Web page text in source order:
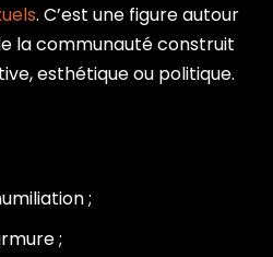
. C’est une figure autour
la communauté construit
esthétique ou politique.
;
;